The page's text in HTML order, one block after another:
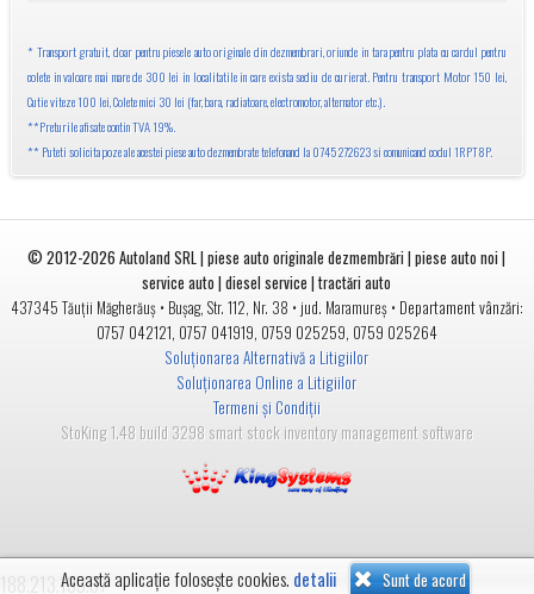
* Transport gratuit, doar pentru piesele auto originale din dezmembrari, oriunde in tara pentru plata cu cardul pentru
colete in valoare mai mare de 300 lei in localitatile in care exista sediu de curierat. Pentru transport Motor 150 lei,
Cutie viteze 100 lei, Colete mici 30 lei (far, bara, radiatoare, electromotor, alternator etc.).
**Preturile afisate contin TVA 19%.
** Puteti solicita poze ale acestei piese auto dezmembrate telefonand la 0745 272623 si comunicand codul 1RPT8P.
© 2012-2026Autoland SRL | piese auto originale dezmembrări | piese auto noi |
service auto | diesel service | tractări auto
437345 Tăuții Măgherăuș• Bușag, Str. 112, Nr. 38 • jud. Maramureș • Departament vânzări:
0757 042121, 0757 041919, 0759 025259, 0759 025264
Soluționarea Alternativă a Litigiilor
Soluționarea Online a Litigiilor
Termeni și Condiții
StoKing 1.48 build 3298 smart stock inventory management software
Această aplicație folosește cookies. detalii Sunt de acord
188.213.133.67